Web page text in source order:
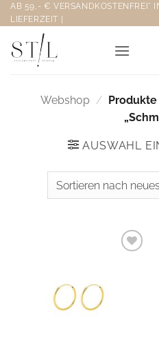
Zum
Inhalt
springen
AB 59,- € VERSANDKOSTENFREI*
LIEFERZEIT |
Webshop /
AUSWAHL